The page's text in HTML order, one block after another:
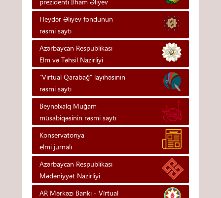
Heydər Əliyev fondunun
rəsmi saytı
Azərbaycan Respublikası
Elm və Təhsil Nazirliyi
“Virtual Qarabağ” layihəsinin
rəsmi saytı
Beynəlxalq Muğam
müsabiqəsinin rəsmi saytı
Konservatoriya
elmi jurnalı
Azərbaycan Respublikası
Mədəniyyət Nazirliyi
AR Mərkəzi Bankı - Vi̇rtual